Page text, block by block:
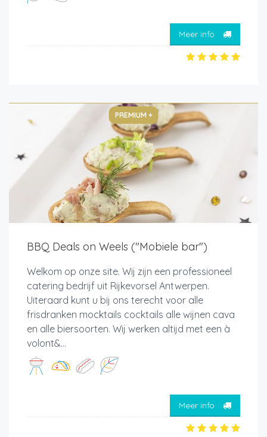
Meer info
PREMIUM +
BBQ Deals on Weels ("Mobiele bar")
Welkom op onze site. Wij zijn een professioneel
catering bedrijf uit Rijkevorsel Antwerpen.
Uiteraard kunt u bij ons terecht voor alle
frisdranken mocktails cocktails alle wijnen cava
en alle biersoorten. Wij werken altijd met een à
volont&...
Meer info